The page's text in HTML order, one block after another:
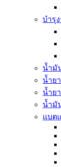
บำรุ
น้ำมั
น้ำย
น้ำย
น้ำมั
แบต